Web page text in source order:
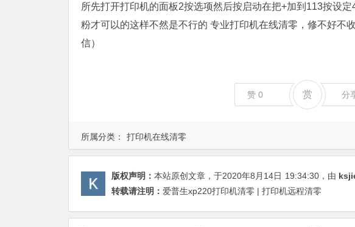
所属分类： 打印机在线清零
所先打开打印机的面板2按选项然后按启动在把+加到113按设
粉才可以的这样不然是不行的 专业打印机在线清零，修不好不
信）
赞 0 赏 分
版权声明： 本站原创文章，于2020年8月14日 19:34:30 ，由
转载请注明： 爱普生xp220打印机清零 | 打印机远程清零